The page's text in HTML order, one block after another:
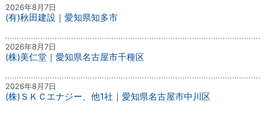
2026年8月7日
(有)秋田建設｜愛知県知多市
2026年8月7日
(株)美仁堂｜愛知県名古屋市千種区
2026年8月7日
(株)ＳＫＣエナジー、他1社｜愛知県名古屋市中川区